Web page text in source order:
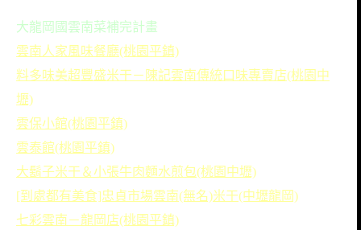
大龍岡國雲南菜補完計畫
雲南人家風味餐廳(桃園平鎮)
料多味美超豐盛米干－陳記雲南傳統口味專賣店(桃園中
壢)
雲保小館(桃園平鎮)
雲泰館(桃園平鎮)
大鬍子米干＆小張牛肉麵水煎包(桃園中壢)
[到處都有美食]忠貞市場雲南(無名)米干(中壢龍岡)
七彩雲南－龍岡店(桃園平鎮)